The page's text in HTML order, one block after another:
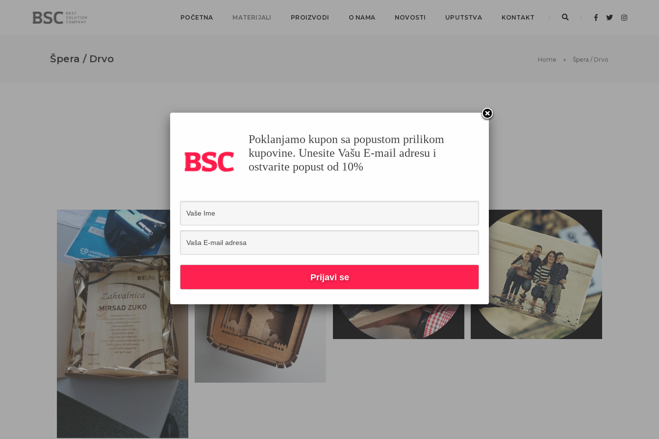
POČETNA MATERIJALI PROIZVODI O NAMA NOVOSTI UPUTSTVA KONTAKT
Špera / Drvo Home Špera / Drvo
ŠPERA / DRVO
Poklanjamo kupon sa popustom prilikom
kupovine. Unesite Vašu E-mail adresu i
ostvarite popust od 10%